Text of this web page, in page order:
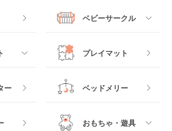
タルする1番の理由は、なんと言って
す。レンタルでは一定の期間だけ借
成長スピードが非常に速い為、２～
かったり、使用頻度・使える期間が
けレンタル可能ですので、購入に比
ことができます。
もっと見る
ベビーカーその他
テーブルチェア
ベビーサークル
すべて
プレイマット
ー ベッドメリー
おもちゃ・遊具